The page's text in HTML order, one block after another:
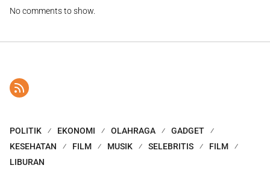
No comments to show.
POLITIK EKONOMI OLAHRAGA
GADGET
KESEHATAN
FILM MUSIK SELEBRITIS
FILM
LIBURAN